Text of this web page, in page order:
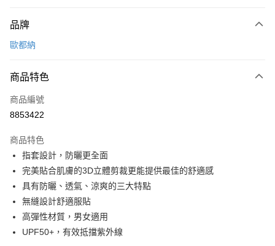
信用卡一次付款
3 期 0 利率 每期
合作金庫商業銀行
上海商業儲蓄銀行
臺灣中小企業銀行
匯豐（台灣）商業銀行
聯邦商業銀行
遠東國際商業銀行
元大商業銀行
永豐商業銀行
玉山商業銀行
台灣樂天信用卡公司
合作金庫商業銀行
上海商業儲蓄銀行
國泰世華商業銀行
匯豐（台灣）商業銀行
華泰商業銀行
聯邦商業銀行
遠東國際商業銀行
元大商業銀行
玉山商業銀行
台新國際商業銀行
超商取貨付款
LINE Pay
Apple Pay
悠遊付
Google Pay
全盈+PAY
品牌
歐都納
商品特色
商品編號
8853422
商品特色
指套設計，防曬更全面
完美貼合肌膚的3D立體剪裁更能提供最佳的舒適感
具有防曬、透氣、涼爽的三大特點
無縫設計舒適服貼
高彈性材質，男女適用
UPF50+，有效抵擋紫外線